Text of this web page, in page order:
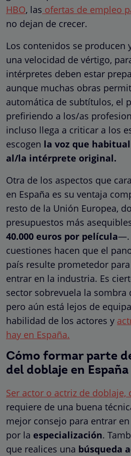
HBO, las ofertas de empleo
no dejan de crecer.
Los contenidos se producen
una velocidad de vértigo,
intérpretes deben estar
aunque muchas obras
automática de subtítulos, el
prefiriendo a los/as
incluso llega a criticar a los
escogen la voz que
al/la intérprete original.
Otra de los aspectos que
en España es su ventaja
resto de la Unión Europea,
presupuestos más
40.000 euros por película—.
cuestiones hacen que el
país resulte prometedor
entrar en la industria. Es
sector sobrevuela la sombra
pero aún está lejos de
habilidad de los actores y
hay en España.
Cómo formar parte
del doblaje en España
Ser actor o actriz de doblaje,
requiere de una buena
mejor consejo para entrar
por la especialización.
que realices una búsqueda